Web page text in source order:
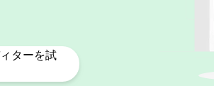
ターを試